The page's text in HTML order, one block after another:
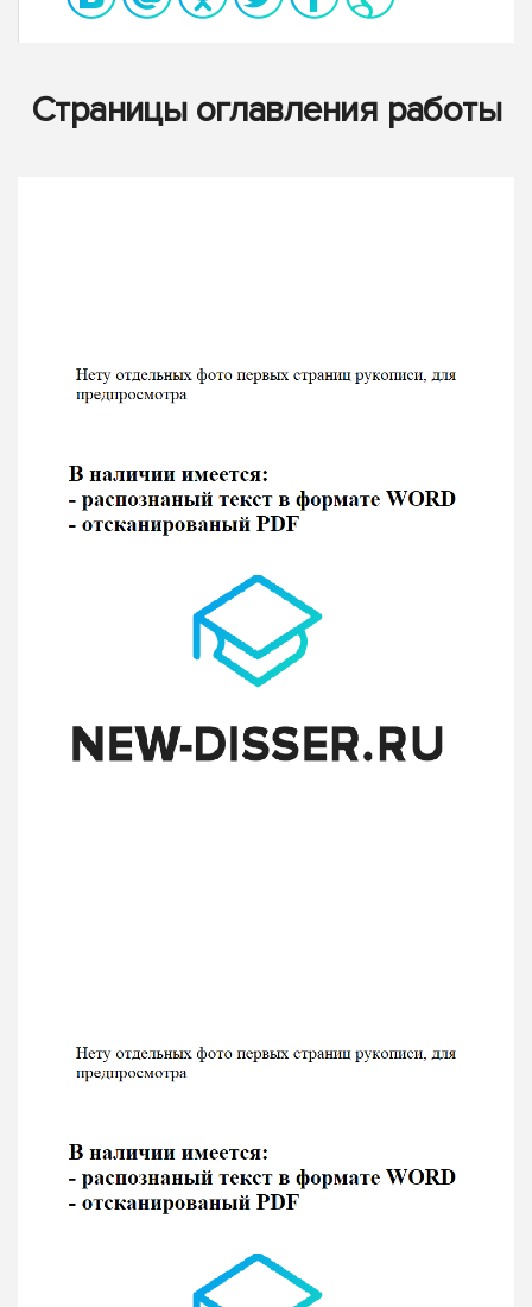
Страницы оглавления работы